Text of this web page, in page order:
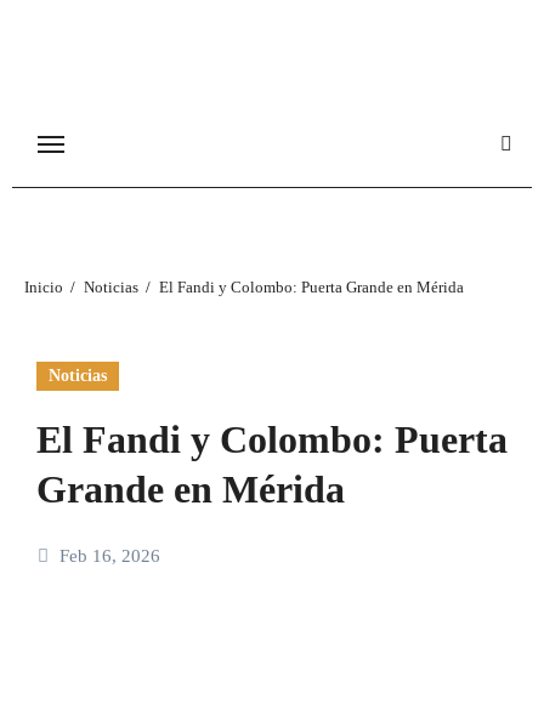
Inicio Noticias El Fandi y Colombo: Puerta Grande en Mérida
Noticias
El Fandi y Colombo: Puerta
Grande en Mérida
Feb 16, 2026